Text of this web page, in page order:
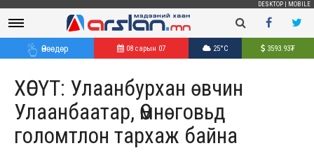
DESKTOP MOBILE
Өнөөдөр 08 сарын 07 25°C 3593.93₮
ХӨСҮТ: Улаанбурхан өвчин
Улаанбаатар, Өмнөговьд
голомтлон тархаж байна